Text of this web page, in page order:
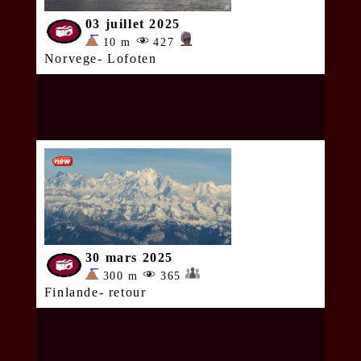
03 juillet 2025
10 m 427
Norvege- Lofoten
30 mars 2025
300 m 365
Finlande- retour